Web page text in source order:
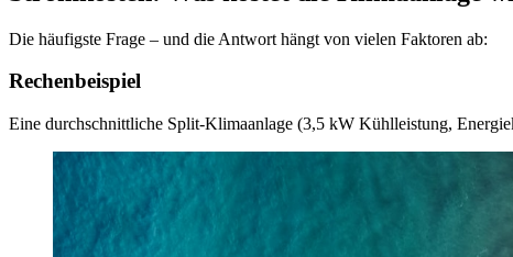
Die häufigste Frage – und die Antwort hängt von vielen Faktoren ab:
Rechenbeispiel
Eine durchschnittliche Split-Klimaanlage (3,5 kW Kühlleistung,